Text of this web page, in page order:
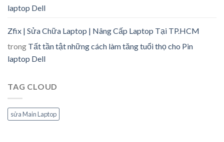
laptop Dell
Zfix | Sửa Chữa Laptop | Nâng Cấp Laptop Tại TP.HCM
trong Tất tần tật những cách làm tăng tuổi thọ cho Pin
laptop Dell
TAG CLOUD
sửa Main Laptop